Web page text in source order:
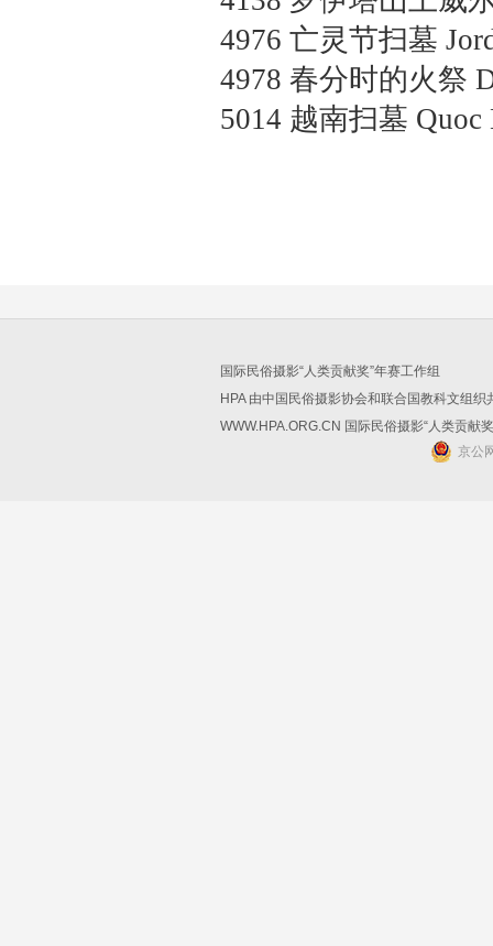
4976 亡灵节扫墓
4978 春分时的火祭
5014 越南扫墓
国际民俗摄影“人类贡献奖”年赛工作组
HPA 由中国民俗摄影协会和联合国教科文组
WWW.HPA.ORG.CN 国际民俗摄影“人类贡献
京公